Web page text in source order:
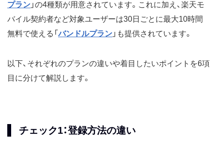
プラン 」の4種類が用意されています。これに加え、楽天モ
バイル契約者など対象ユーザーは30日ごとに最大10時間
無料で使える「バンドルプラン 」も提供されています。
以下、それぞれのプランの違いや着目したいポイントを6項
目に分けて解説します。
チェック1：登録方法の違い